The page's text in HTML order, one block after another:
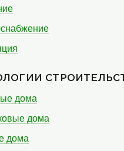
дома
дома
дома